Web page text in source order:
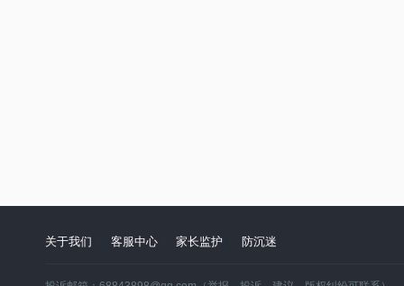
关于我们 客服中心 家长监护 防沉迷